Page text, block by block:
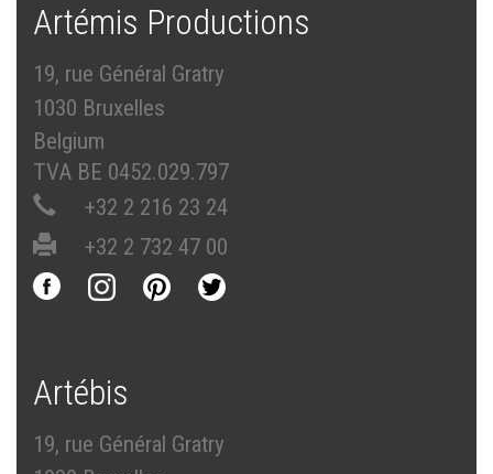
Artémis Productions
19, rue Général Gratry
1030 Bruxelles
Belgium
TVA BE 0452.029.797
+32 2 216 23 24
+32 2 732 47 00
Artébis
19, rue Général Gratry